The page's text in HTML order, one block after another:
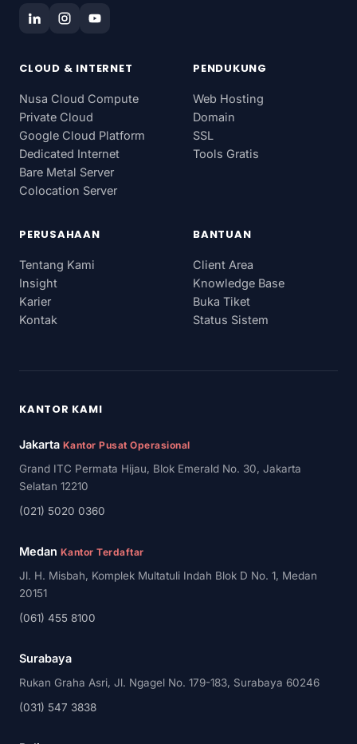
CLOUD & INTERNET
Nusa Cloud Compute
Private Cloud
Google Cloud Platform
Dedicated Internet
Bare Metal Server
Colocation Server
PENDUKUNG
Web Hosting
Domain
SSL
Tools Gratis
PERUSAHAAN
Tentang Kami
Insight
Karier
Kontak
BANTUAN
Client Area
Knowledge Base
Buka Tiket
Status Sistem
KANTOR KAMI
Jakarta Kantor Pusat Operasional
Grand ITC Permata Hijau, Blok Emerald No. 30, Jakarta
Selatan 12210
(021) 5020 0360
Medan Kantor Terdaftar
Jl. H. Misbah, Komplek Multatuli Indah Blok D No. 1, Medan
20151
(061) 455 8100
Surabaya
Rukan Graha Asri, Jl. Ngagel No. 179-183, Surabaya 60246
(031) 547 3838